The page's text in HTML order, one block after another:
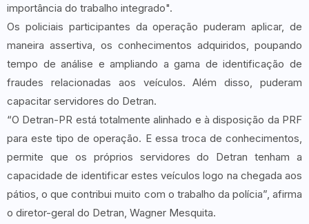
importância do trabalho integrado".
Os policiais participantes da operação puderam aplicar, de
maneira assertiva, os conhecimentos adquiridos, poupando
tempo de análise e ampliando a gama de identificação de
fraudes relacionadas aos veículos. Além disso, puderam
capacitar servidores do Detran.
“O Detran-PR está totalmente alinhado e à disposição da PRF
para este tipo de operação. E essa troca de conhecimentos,
permite que os próprios servidores do Detran tenham a
capacidade de identificar estes veículos logo na chegada aos
pátios, o que contribui muito com o trabalho da polícia”, afirma
o diretor-geral do Detran, Wagner Mesquita.